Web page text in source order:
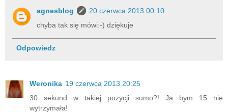
agnesblog
20 czerwca 2013 00:10
chyba tak się mówi:-) dziękuje
Odpowiedz
Weronika 19 czerwca 2013 20:25
30 sekund w takiej pozycji sumo?! Ja bym 15 nie
wytrzymała!